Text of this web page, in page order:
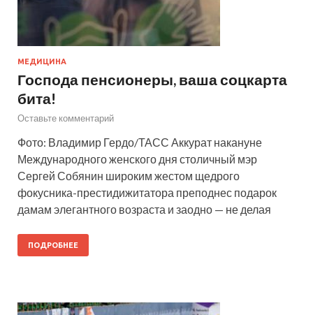
МЕДИЦИНА
Господа пенсионеры, ваша соцкарта
бита!
Оставьте комментарий
Фото: Владимир Гердо/ТАСС Аккурат накануне
Международного женского дня столичный мэр
Сергей Собянин широким жестом щедрого
фокусника-престидижитатора преподнес подарок
дамам элегантного возраста и заодно — не делая
ПОДРОБНЕЕ